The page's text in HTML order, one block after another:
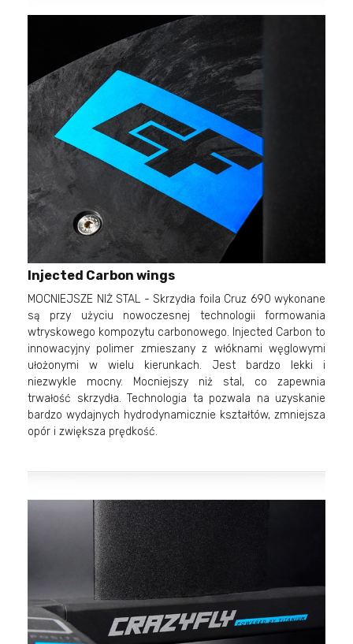
Injected Carbon wings
MOCNIEJSZE NIŻ STAL - Skrzydła foila Cruz 690 wykonane
są przy użyciu nowoczesnej technologii formowania
wtryskowego kompozytu carbonowego. Injected Carbon to
innowacyjny polimer zmieszany z włóknami węglowymi
ułożonymi w wielu kierunkach. Jest bardzo lekki i
niezwykle mocny. Mocniejszy niż stal, co zapewnia
trwałość skrzydła. Technologia ta pozwala na uzyskanie
bardzo wydajnych hydrodynamicznie kształtów, zmniejsza
opór i zwiększa prędkość.